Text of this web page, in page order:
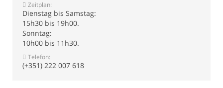
Zeitplan:
Dienstag bis Samstag:
15h30 bis 19h00.
Sonntag:
10h00 bis 11h30.
Telefon:
(+351) 222 007 618